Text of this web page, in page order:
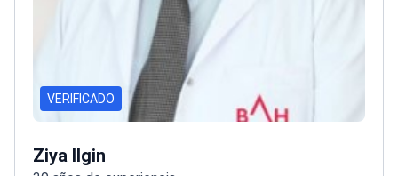
VERIFICADO
Ziya Ilgin